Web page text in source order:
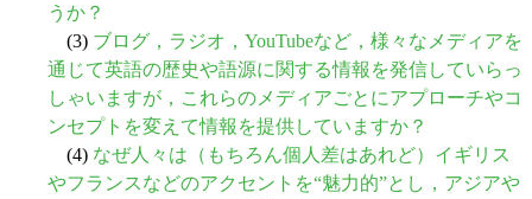
うか？
(3) ブログ，ラジオ，YouTubeなど，様々なメディアを
通じて英語の歴史や語源に関する情報を発信していらっ
しゃいますが，これらのメディアごとにアプローチやコ
ンセプトを変えて情報を提供していますか？
(4) なぜ人々は（もちろん個人差はあれど）イギリス
やフランスなどのアクセントを“魅力的”とし，アジアや